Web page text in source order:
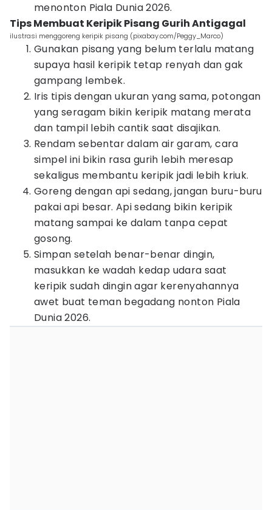
menonton Piala Dunia 2026.
Tips Membuat Keripik Pisang Gurih Antigagal
ilustrasi menggoreng keripik pisang (pixabay.com/Peggy_Marco)
Gunakan pisang yang belum terlalu matang
supaya hasil keripik tetap renyah dan gak
gampang lembek.
Iris tipis dengan ukuran yang sama, potongan
yang seragam bikin keripik matang merata
dan tampil lebih cantik saat disajikan.
Rendam sebentar dalam air garam, cara
simpel ini bikin rasa gurih lebih meresap
sekaligus membantu keripik jadi lebih kriuk.
Goreng dengan api sedang, jangan buru-buru
pakai api besar. Api sedang bikin keripik
matang sampai ke dalam tanpa cepat
gosong.
Simpan setelah benar-benar dingin,
masukkan ke wadah kedap udara saat
keripik sudah dingin agar kerenyahannya
awet buat teman begadang nonton Piala
Dunia 2026.